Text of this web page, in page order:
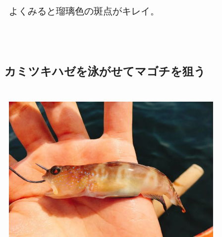
よくみると瑠璃色の斑点がキレイ。
カミツキハゼを泳がせてマゴチを狙う